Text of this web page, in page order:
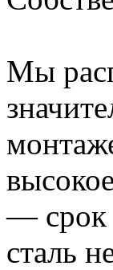
Мы
— срок
сталь